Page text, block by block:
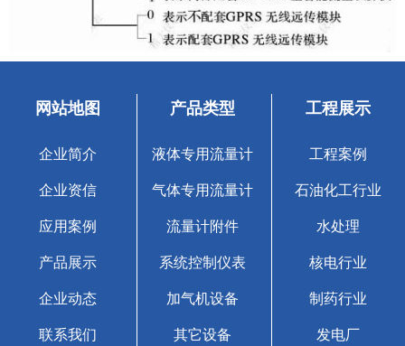
网站地图
企业简介
企业资信
应用案例
产品展示
企业动态
联系我们
产品类型
液体专用流量计
气体专用流量计
流量计附件
系统控制仪表
加气机设备
其它设备
工程展示
工程案例
石油化工行业
水处理
核电行业
制药行业
发电厂